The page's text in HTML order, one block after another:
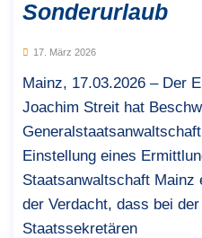
Sonderurlaub
17. März 2026
Mainz, 17.03.2026 – Der
Joachim Streit hat
Einstellung eines
Staatsanwaltschaft Mainz
der Verdacht, dass bei
Staatssekretären